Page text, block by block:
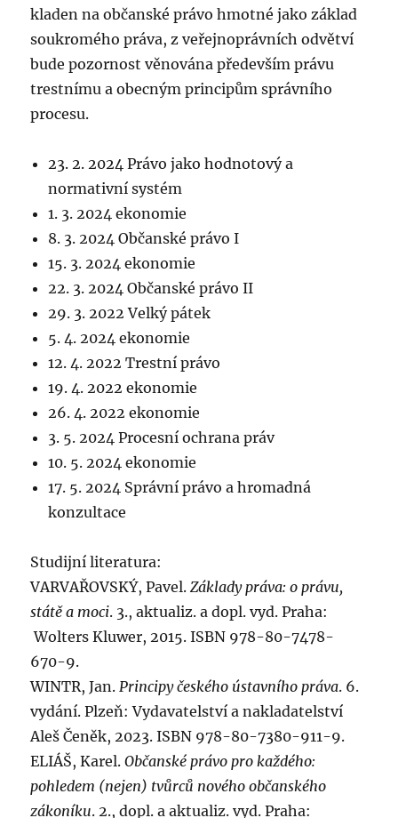
kladen na občanské právo hmotné jako základ
soukromého práva, z veřejnoprávních odvětví
bude pozornost věnována především právu
trestnímu a obecným principům správního
procesu.
23. 2. 2024 Právo jako hodnotový a
normativní systém
1. 3. 2024 ekonomie
8. 3. 2024 Občanské právo I
15. 3. 2024 ekonomie
22. 3. 2024 Občanské právo II
29. 3. 2022 Velký pátek
5. 4. 2024 ekonomie
12. 4. 2022 Trestní právo
19. 4. 2022 ekonomie
26. 4. 2022 ekonomie
3. 5. 2024 Procesní ochrana práv
10. 5. 2024 ekonomie
17. 5. 2024 Správní právo a hromadná
konzultace
Studijní literatura:
VARVAŘOVSKÝ, Pavel.Základy práva: o právu,
státě a moci. 3., aktualiz. a dopl. vyd. Praha:
Wolters Kluwer, 2015. ISBN 978-80-7478-
670-9.
WINTR, Jan.Principy českého ústavního práva. 6.
vydání. Plzeň: Vydavatelství a nakladatelství
Aleš Čeněk, 2023. ISBN 978-80-7380-911-9.
ELIÁŠ, Karel.Občanské právo pro každého:
pohledem (nejen) tvůrců nového občanského
zákoníku. 2., dopl. a aktualiz. vyd. Praha: